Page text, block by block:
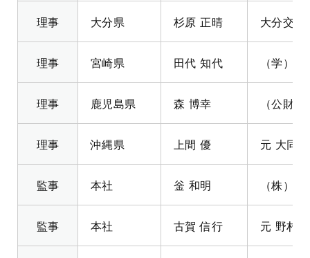
理事 大分県 杉原 正晴 大分交通
理事 宮崎県 田代 知代 （学）
理事 鹿児島県 森 博幸 （公財
理事 沖縄県 上間 優 元 大同
監事 本社 釡 和明 （株）
監事 本社 古賀 信行 元 野村